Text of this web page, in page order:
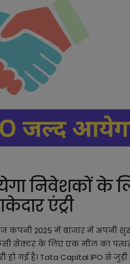
निवेशकों के
एंट्री
कंपनी 2025 में बाजार में अपनी
के लिए एक मील का पत्थर
गई है। Tata Capital IPO से